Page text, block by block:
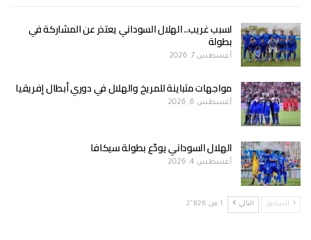
لسبب غريب.. الهلال السوداني يعتذر عن المشاركة في
بطولة
أغسطس 7, 2026
مواجهات متباينة للمريخ والهلال في دوري أبطال إفريقيا
أغسطس 6, 2026
الهلال السوداني يودّع بطولة سيكافا
أغسطس 4, 2026
السابق التالي 1 من 2٬826